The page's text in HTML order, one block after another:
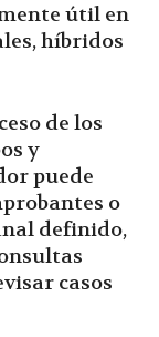
útil en
híbridos
de los
y
puede
o
definido,
casos